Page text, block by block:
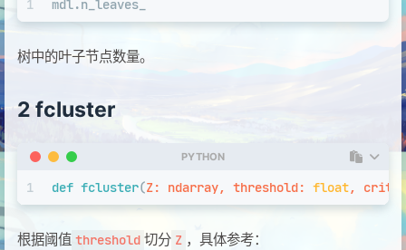
1 mdl.n_leaves_
树中的叶子节点数量。
2 fcluster
PYTHON
1 def fcluster(Z: ndarray, threshold: float,
根据阈值 threshold 切分 Z ，具体参考：